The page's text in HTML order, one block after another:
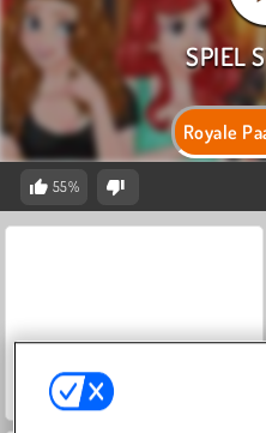
Royale
55%
Love Tester Deluxe